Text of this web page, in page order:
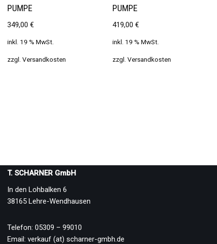
PUMPE
349,00 €
inkl. 19 % MwSt.
zzgl. Versandkosten
PUMPE
419,00€
inkl. 19 % MwSt.
zzgl.Versandkosten
T. SCHARNER GmbH
In den Lohbalken 6
38165 Lehre-Wendhausen
Telefon: 05309 – 99010
Email: verkauf (at) scharner-gmbh.de